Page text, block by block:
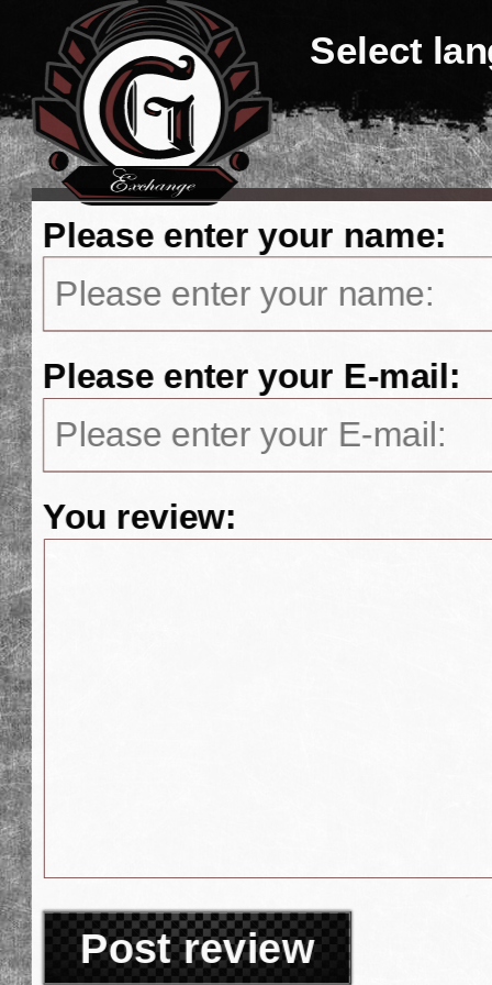
Select
Please enter your name:
Please enter your E-mail:
You review:
Post review